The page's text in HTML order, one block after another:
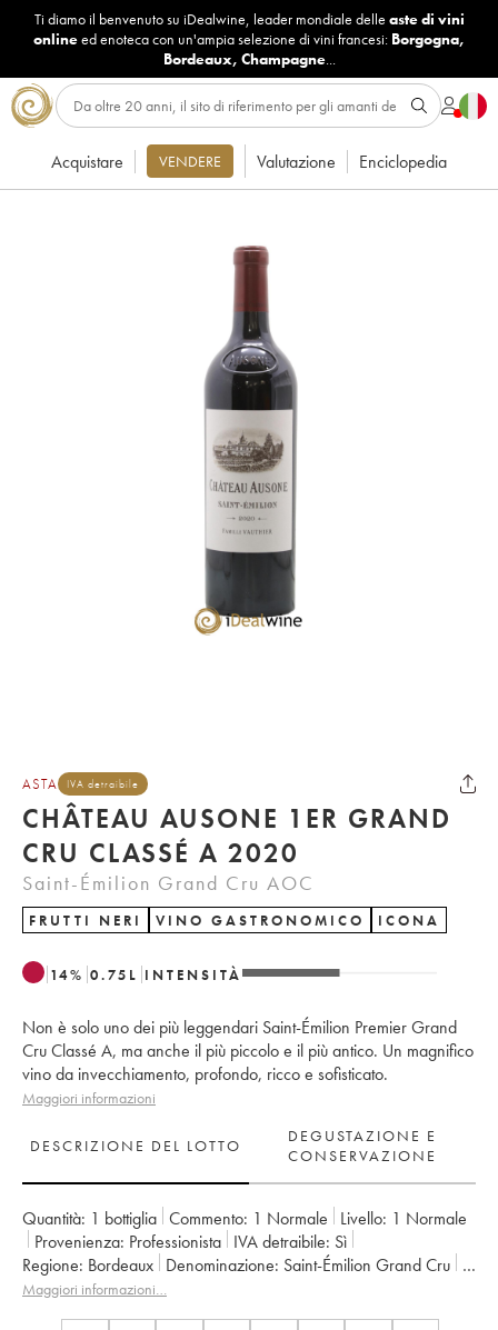
Ti diamo il benvenuto su iDealwine, leader mondiale delle aste di vini
onlineed enoteca con un'ampia selezione di vini francesi: Borgogna,
Bordeaux, Champagne...
Acquistare VENDERE Valutazione Enciclopedia
ASTA IVA detraibile
CHÂTEAU AUSONE 1ER GRAND
CRU CLASSÉ A 2020
Saint-Émilion Grand Cru AOC
FRUTTI NERI VINO GASTRONOMICO ICONA
14% 0.75 L INTENSITÀ
Non è solo uno dei più leggendari Saint-Émilion Premier Grand
Cru Classé A, ma anche il più piccolo e il più antico. Un magnifico
vino da invecchiamento, profondo, ricco e sofisticato.
Maggiori informazioni
DESCRIZIONE DEL LOTTO
DEGUSTAZIONE E
CONSERVAZIONE
Quantità: 1 bottiglia Commento: 1 Normale Livello: 1 Normale
Provenienza:
professionista IVA detraibile:
sì
Regione:
Bordeaux Denominazione:
Saint-Émilion Grand Cru
Classificazione:
1er Grand Cru Classé A
Maggiori informazioni…